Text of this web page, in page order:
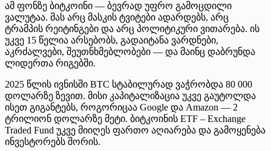
ამ ფონზე ბიტკოინი — ბევრად უფრო გამოცდილი
ვალუტაა. მას არც მასკის ტვიტები ადარდებს, არც
ტრამპის რეიტინგები და არც პოლიტიკური ვითარება. ის
უკვე 15 წელია არსებობს, გადაიტანა ვარდნები,
აკრძალვები, შეუთნხმებლობები — და მაინც დაბრუნდა
ლიდერთა რიგებში.
2025 წლის ივნისში BTC სტაბილურად ვაჭრობდა 80 000
დოლარზე ზევით. მისი კაპიტალიზაცია უკვე გაუტოლდა
ისეთ გიგანტებს, როგორიცაა Google და Amazon — 2
ტრილიონ დოლარზე მეტი. ბიტკოინის ETF – Exchange
Traded Fund უკვე მიიღეს ფართო აღიარება და გამოყენება
ინვესტორებს შორის.